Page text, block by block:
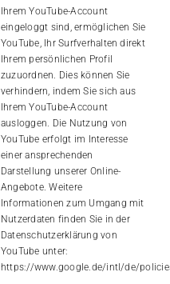
Ihrem YouTube-Account
eingeloggt sind, ermöglichen Sie
YouTube, Ihr Surfverhalten direkt
Ihrem persönlichen Profil
zuzuordnen. Dies können Sie
verhindern, indem Sie sich aus
Ihrem YouTube-Account
ausloggen. Die Nutzung von
YouTube erfolgt im Interesse
einer ansprechenden
Darstellung unserer Online-
Angebote. Weitere
Informationen zum Umgang mit
Nutzerdaten finden Sie in der
Datenschutzerklärung von
YouTube unter:
https://www.google.de/intl/de/